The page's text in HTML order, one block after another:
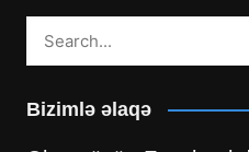
Bizimlə əlaqə